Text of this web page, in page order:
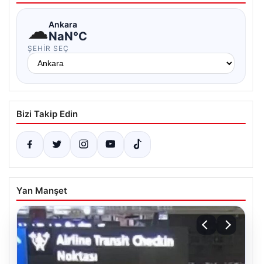
☁Ankara
NaN°C
ŞEHIR SEÇ
Bizi Takip Edin
Yan Manşet